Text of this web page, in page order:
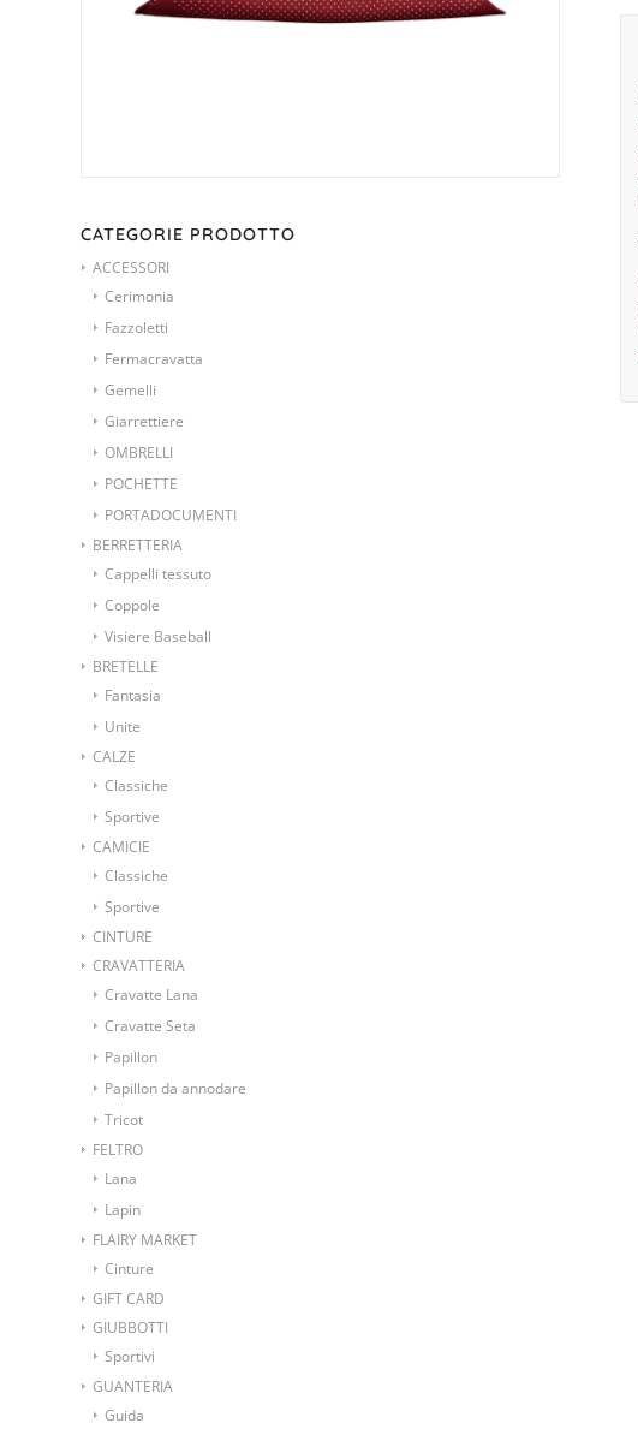
CATEGORIE PRODOTTO
ACCESSORI
Cerimonia
Fazzoletti
Fermacravatta
Gemelli
Giarrettiere
OMBRELLI
POCHETTE
PORTADOCUMENTI
BERRETTERIA
Cappelli tessuto
Coppole
Visiere Baseball
BRETELLE
Fantasia
Unite
CALZE
Classiche
Sportive
CAMICIE
Classiche
Sportive
CINTURE
CRAVATTERIA
Cravatte Lana
Cravatte Seta
Papillon
Papillon da annodare
Tricot
FELTRO
Lana
Lapin
FLAIRY MARKET
Cinture
GIFT CARD
GIUBBOTTI
Sportivi
GUANTERIA
Guida